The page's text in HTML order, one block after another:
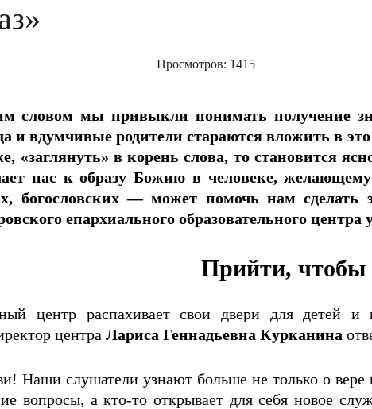
Просмотров: 1415
словом мы привыкли понимать получение
и вдумчивые родители стараются вложить в
«заглянуть» в корень слова, то становится
нас к образу Божию в человеке,
богословских — может помочь нам
епархиального образовательного центра
Прийти, чтобы
центр распахивает свои двери для детей
центра Лариса Геннадьевна Курканина
Наши слушатели узнают больше не только о вере
вопросы, а кто-то открывает для себя новое